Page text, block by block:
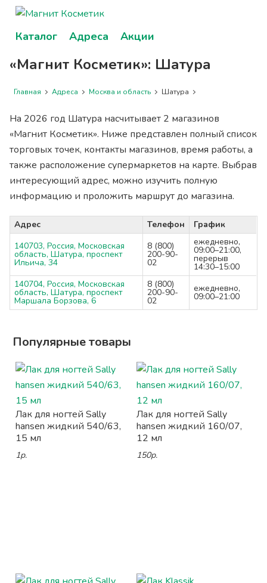
Каталог Адреса Акции
«Магнит Косметик»: Шатура
Главная Адреса Москва и область Шатура
На 2026 год Шатура насчитывает 2 магазинов
«Магнит Косметик». Ниже представлен полный список
торговых точек, контакты магазинов, время работы, а
также расположение супермаркетов на карте. Выбрав
интересующий адрес, можно изучить полную
информацию и проложить маршрут до магазина.
Адрес Телефон
График
140703, Россия, Московская
область, Шатура, проспект
Ильича, 34
8 (800)
200-90-
02
ежедневно,
09:00–21:00,
перерыв
14:30–15:00
140704, Россия, Московская
область, Шатура, проспект
Маршала Борзова, 6
8 (800)
200-90-
02
ежедневно,
09:00–21:00
Популярные товары
Лак для ногтей Sally
hansen жидкий 540/63,
15 мл
1р.
Лак для ногтей Sally
hansen жидкий 160/07,
12 мл
150р.